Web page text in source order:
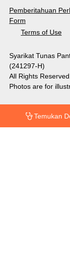
Pemberitahuan
Form
Terms of Use
Syarikat Tunas
(241297-H)
All Rights
Photos are for
Temukan